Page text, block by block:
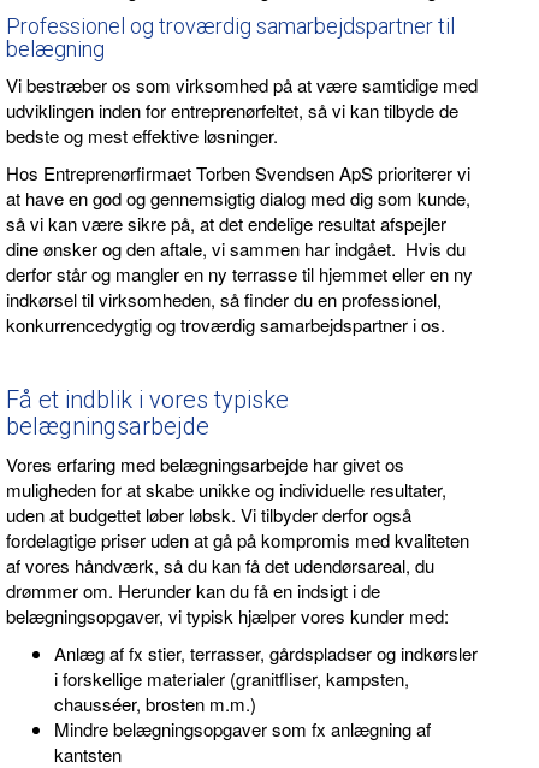
Professionel og troværdig samarbejdspartner til
belægning
Vi bestræber os som virksomhed på at være samtidige med
udviklingen inden for entreprenørfeltet, så vi kan tilbyde de
bedste og mest effektive løsninger.
Hos Entreprenørfirmaet Torben Svendsen ApS prioriterer vi
at have en god og gennemsigtig dialog med dig som kunde,
så vi kan være sikre på, at det endelige resultat afspejler
dine ønsker og den aftale, vi sammen har indgået. Hvis du
derfor står og mangler en ny terrasse til hjemmet eller en ny
indkørsel til virksomheden, så finder du en professionel,
konkurrencedygtig og troværdig samarbejdspartner i os.
Få et indblik i vores typiske
belægningsarbejde
Vores erfaring med belægningsarbejde har givet os
muligheden for at skabe unikke og individuelle resultater,
uden at budgettet løber løbsk. Vi tilbyder derfor også
fordelagtige priser uden at gå på kompromis med kvaliteten
af vores håndværk, så du kan få det udendørsareal, du
drømmer om. Herunder kan du få en indsigt i de
belægningsopgaver, vi typisk hjælper vores kunder med:
Anlæg af fx stier, terrasser, gårdspladser og indkørsler
i forskellige materialer (granitfliser, kampsten,
chausséer, brosten m.m.)
Mindre belægningsopgaver som fx anlægning af
kantsten